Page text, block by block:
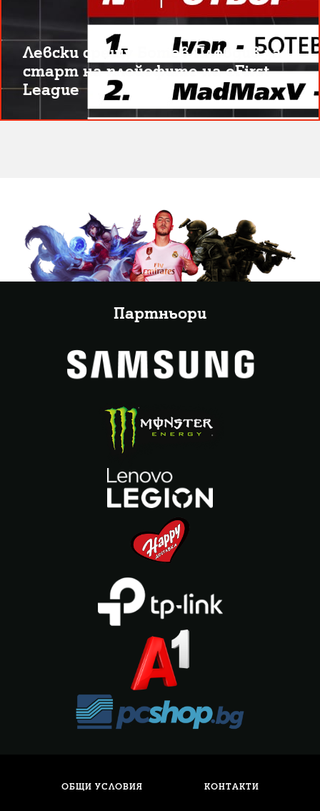
Левски срещу Ботев Пловдив за
старт на плейофите на eFirst
League
Партньори
ОБЩИ УСЛОВИЯ КОНТАКТИ